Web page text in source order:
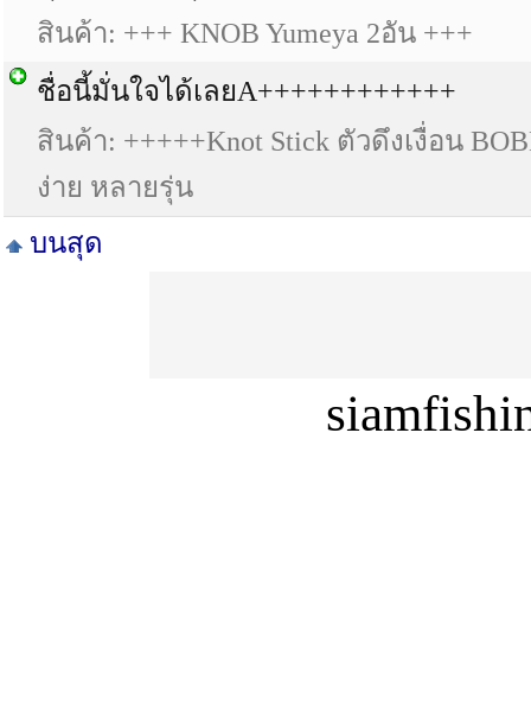
สินค้า: +++ KNOB Yumeya 2อัน +++
ชื่อนี้มั่นใจได้เลยA++++++++++++
สินค้า: +++++Knot Stick ตัวดึงเงื่อน
ง่าย หลายรุ่น
บนสุด